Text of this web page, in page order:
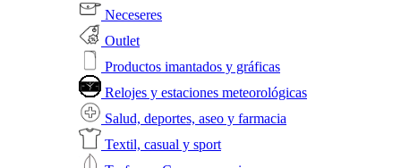
Neceseres
Outlet
Productos imantados y gráficas
Relojes y estaciones meteorológicas
Salud, deportes, aseo y farmacia
Textil, casual y sport